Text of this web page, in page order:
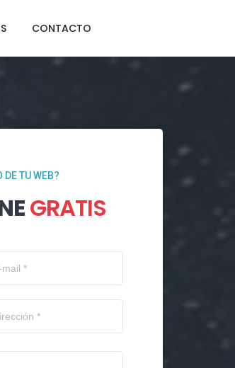
CONTACTO
DE TU WEB?
GRATIS